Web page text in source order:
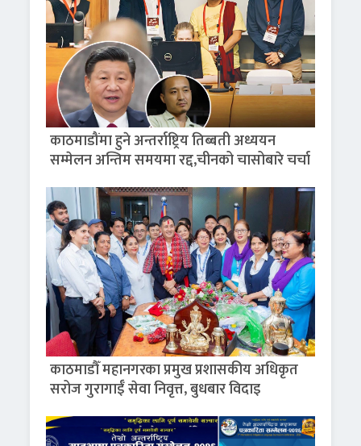
काठमाडौंमा हुने अन्तर्राष्ट्रिय तिब्बती अध्ययन
सम्मेलन अन्तिम समयमा रद्द,चीनको चासोबारे चर्चा
काठमाडौँ महानगरका प्रमुख प्रशासकीय अधिकृत
सरोज गुरागाईँ सेवा निवृत्त, बुधबार विदाइ